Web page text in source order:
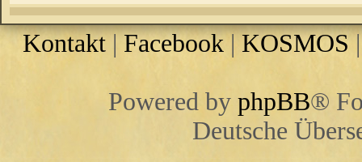
Kontakt | Facebook |KOSMOS
Powered by phpBB®
Deutsche